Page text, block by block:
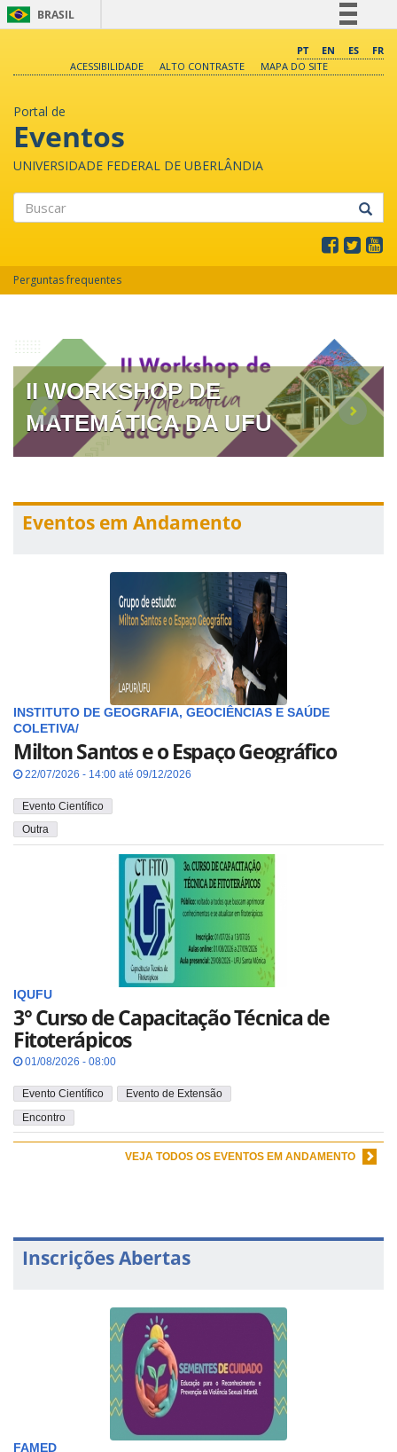
BRASIL
Comunica BR
PT EN ES
FR
ACESSIBILIDADE
ALTO CONTRASTE MAPA DO SITE
Portal de
Eventos
UNIVERSIDADE FEDERAL DE UBERLÂNDIA
Perguntas frequentes
II WORKSHOP DE
MATEMÁTICA DA UFU
Eventos em Andamento
INSTITUTO DE GEOGRAFIA, GEOCIÊNCIAS E SAÚDE
COLETIVA/
Milton Santos e o Espaço Geográfico
22/07/2026 - 14:00 até 09/12/2026
Evento Científico
Outra
IQUFU
3° Curso de Capacitação Técnica de
Fitoterápicos
01/08/2026 - 08:00
Evento Científico
Evento de Extensão
Encontro
VEJA TODOS OS EVENTOS EM ANDAMENTO
Inscrições Abertas
FAMED